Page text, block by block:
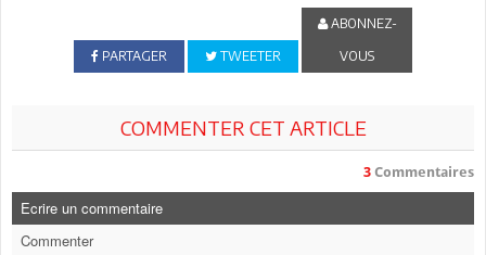
PARTAGER TWEETER
ABONNEZ-
VOUS
COMMENTER CET ARTICLE
3 Commentaires
Ecrire un commentaire
Commenter